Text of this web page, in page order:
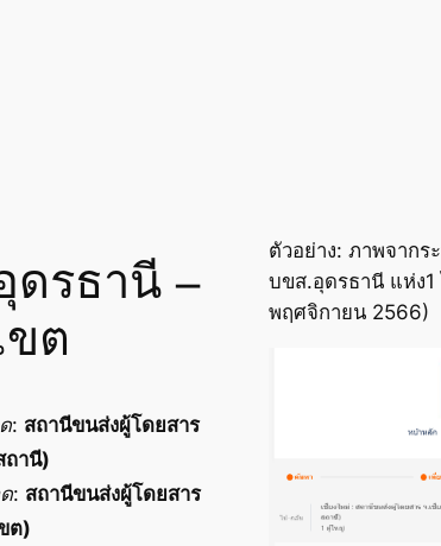
ดรธานี –
ขต
: สถานีขนส่งผู้โดยสาร
ถานี)
: สถานีขนส่งผู้โดยสาร
ต)
ตัวอย่าง: ภาพจากร
บขส.อุดรธานี แห่ง1
พฤศจิกายน 2566)